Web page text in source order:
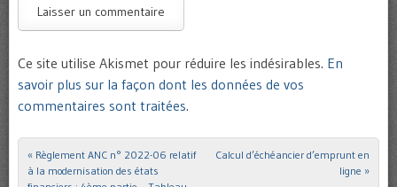
Ce site utilise Akismet pour réduire les indésirables. En
savoir plus sur la façon dont les données de vos
commentaires sont traitées.
Post navigation
« Règlement ANC n° 2022-06 relatif
à la modernisation des états
Calcul d’échéancier d’emprunt en
ligne »